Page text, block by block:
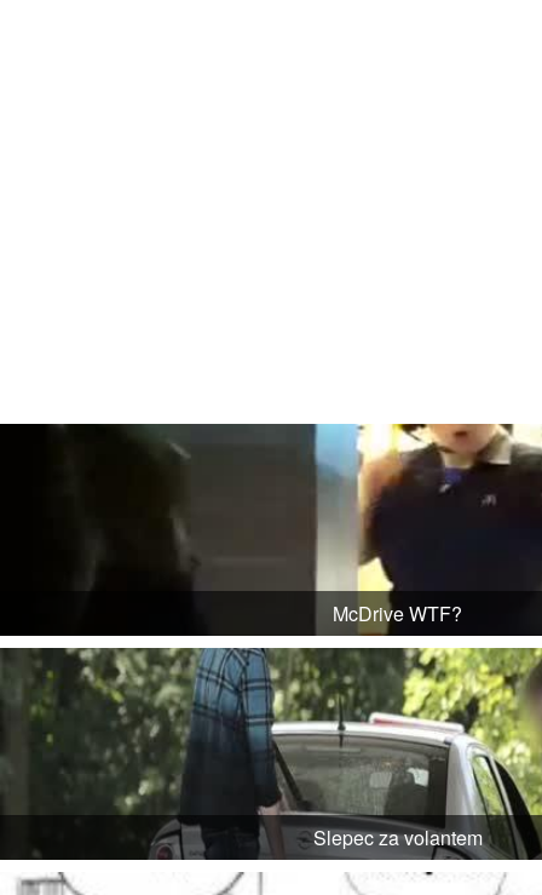
McDrive WTF?
Slepec za volantem